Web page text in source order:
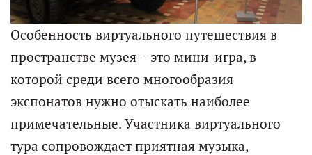
Особенность виртуального путешествия в
пространстве музея – это мини-игра, в
которой среди всего многообразия
экспонатов нужно отыскать наиболее
примечательные. Участника виртуального
тура сопровождает приятная музыка,